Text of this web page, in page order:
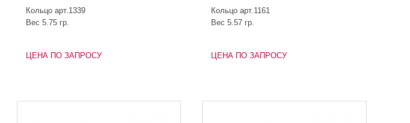
Кольцо арт.1339
Вес 5.75 гр.
ЦЕНА ПО ЗАПРОСУ
Кольцо арт.1161
Вес 5.57 гр.
ЦЕНА ПО ЗАПРОСУ